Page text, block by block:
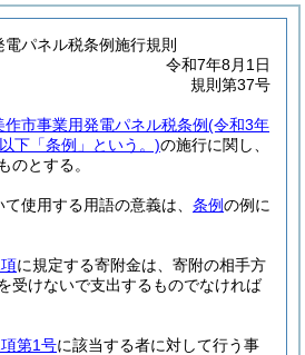
パネル税条例施行規則
令和7年8月1日
規則第37号
作市事業用発電パネル税条例(令和3年
下「条例」という。)の施行に関し、
のとする。
使用する用語の意義は、 条例の例に
に規定する寄附金は、寄附の相手方
受けないで支出するものでなければ
第1号に該当する者に対して行う事